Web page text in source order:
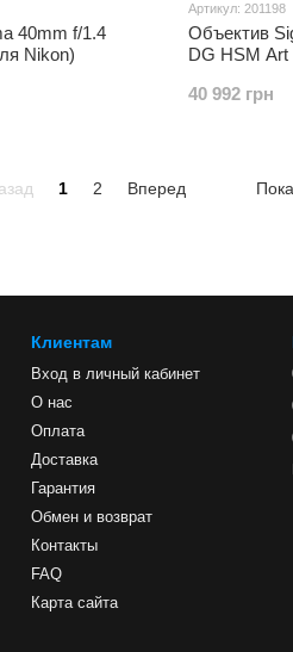
40mm f/1.4
Nikon)
Артикул: 201198
Объектив
DG HSM
40 992 грн
1 2 Вперед
Клиентам
Вход в личный кабинет
О нас
Оплата
Доставка
Гарантия
Обмен и возврат
Контакты
FAQ
Карта сайта